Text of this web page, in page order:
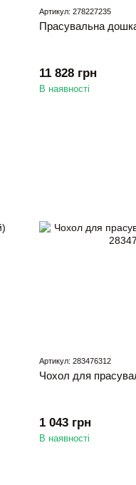
Артикул: 278227235
Прасувальна
11 828 грн
В наявності
Артикул: 283476312
Чохол для
1 043 грн
В наявності